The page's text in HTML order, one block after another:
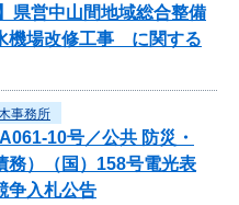
県営中山間地域総合整備
場改修工事 に関する
事務所
10号／公共 防災・
務）（国）158号電光表
争入札公告